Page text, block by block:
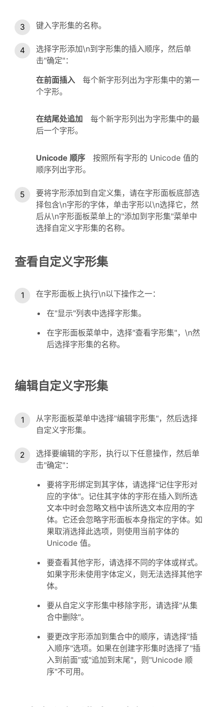
键入字形集的名称。
选择字形添加\n到字形集的插入顺序，然后单
击"确定"：
在前面插入
每个新字形列出为字形集中的第一
个字形。
在结尾处追加
每个新字形列出为字形集中的最
后一个字形。
Unicode 顺序
按照所有字形的 Unicode 值的
顺序列出字形。
要将字形添加到自定义集，请在字形面板底部选
择包含\n字形的字体，单击字形以\n选择它，然
后从\n字形面板菜单上的"添加到字形集"菜单中
选择自定义字形集的名称。
查看自定义字形集
在字形面板上执行\n以下操作之一：
在"显示"列表中选择字形集。
在字形面板菜单中，选择"查看字形集"，\n然
后选择字形集的名称。
编辑自定义字形集
从字形面板菜单中选择"编辑字形集"，然后选择
自定义字形集。
选择要编辑的字形，执行以下任意操作，然后单
击"确定"：
要将字形绑定到其字体，请选择"记住字形对
应的字体"。记住其字体的字形在插入到所选
文本中时会忽略文档中该所选文本应用的字
体。它还会忽略字形面板本身指定的字体。如
果取消选择此选项，则使用当前字体的
Unicode 值。
要查看其他字形，请选择不同的字体或样式。
如果字形未使用字体定义，则无法选择其他字
体。
要从自定义字形集中移除字形，请选择"从集
合中删除"。
要更改字形添加到集合中的顺序，请选择"插
入顺序"选项。如果在创建字形集时选择了"插
入到前面"或"追加到末尾"，则"Unicode 顺
序"不可用。